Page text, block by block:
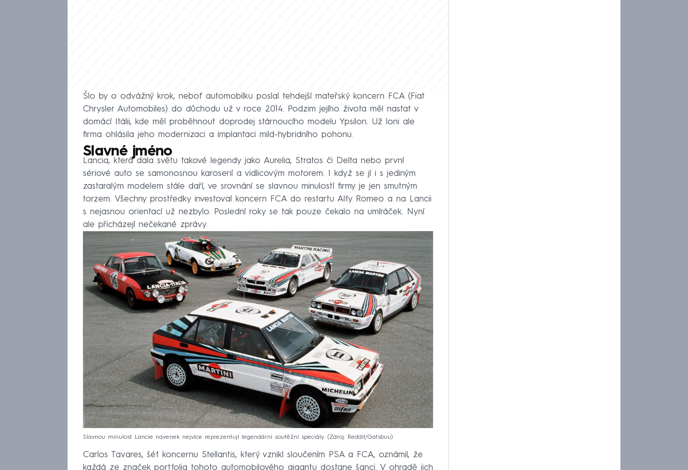
Šlo by o odvážný krok, neboť automobilku poslal tehdejší mateřský koncern FCA (Fiat
Chrysler Automobiles) do důchodu už v roce 2014. Podzim jejího života měl nastat v
domácí Itálii, kde měl proběhnout doprodej stárnoucího modelu Ypsilon. Už loni ale
firma ohlásila jeho modernizaci a implantaci mild-hybridního pohonu.
Slavné jméno
Lancia, která dala světu takové legendy jako Aurelia, Stratos či Delta nebo první
sériové auto se samonosnou karoserií a vidlicovým motorem. I když se jí i s jediným
zastaralým modelem stále daří, ve srovnání se slavnou minulostí firmy je jen smutným
torzem. Všechny prostředky investoval koncern FCA do restartu Alfy Romeo a na Lancii
s nejasnou orientací už nezbylo. Poslední roky se tak pouze čekalo na umíráček. Nyní
ale přicházejí nečekané zprávy.
Slavnou minulost Lancie navenek nejvíce reprezentují legendární soutěžní speciály. Zdroj: Reddit/Gatsbuu
Carlos Tavares, šéf koncernu Stellantis, který vznikl sloučením PSA a FCA, oznámil, že
každá ze značek portfolia tohoto automobilového gigantu dostane šanci. V ohradě jich